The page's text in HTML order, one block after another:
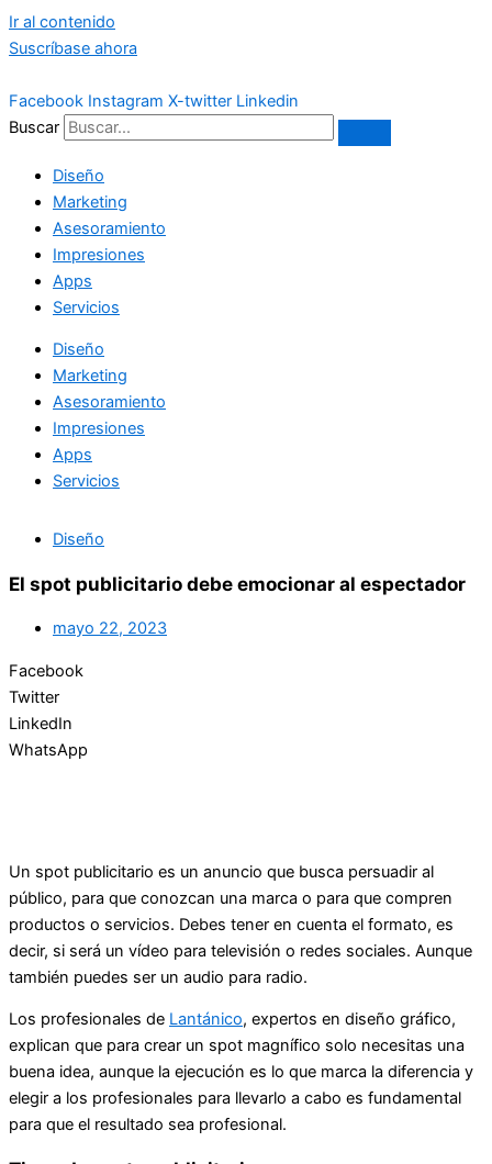
Ir al contenido
Suscríbase ahora
Facebook Instagram X-twitter Linkedin
Buscar
Diseño
Marketing
Asesoramiento
Impresiones
Apps
Servicios
Diseño
Marketing
Asesoramiento
Impresiones
Apps
Servicios
Diseño
El spot publicitario debe emocionar al espectador
mayo 22, 2023
Facebook
Twitter
LinkedIn
WhatsApp
Un spot publicitario es un anuncio que busca persuadir al
público, para que conozcan una marca o para que compren
productos o servicios. Debes tener en cuenta el formato, es
decir, si será un vídeo para televisión o redes sociales. Aunque
también puedes ser un audio para radio.
Los profesionales de Lantánico, expertos en diseño gráfico,
explican que para crear un spot magnífico solo necesitas una
buena idea, aunque la ejecución es lo que marca la diferencia y
elegir a los profesionales para llevarlo a cabo es fundamental
para que el resultado sea profesional.